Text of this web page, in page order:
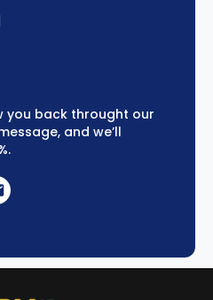
you back throught our
and we’ll